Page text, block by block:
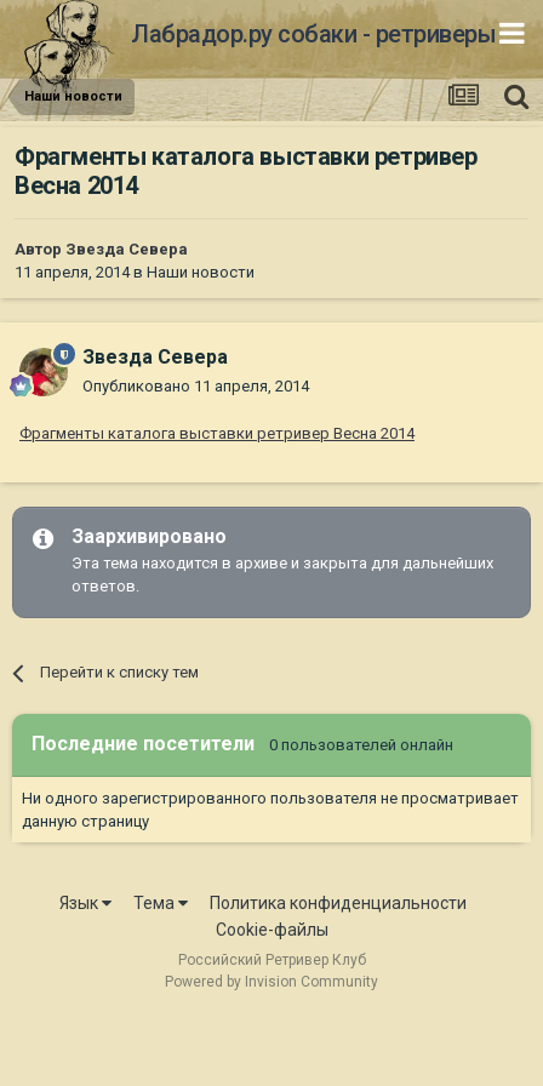
Лабрадор.ру собаки - ретриверы
Наши новости
Фрагменты каталога выставки ретривер
Весна 2014
Автор Звезда Севера
11 апреля, 2014в Наши новости
Звезда Севера
Опубликовано 11 апреля, 2014
Фрагменты каталога выставки ретривер Весна 2014
Заархивировано
Эта тема находится в архиве и закрыта для дальнейших
ответов.
Перейти к списку тем
Последние посетители 0 пользователей онлайн
Ни одного зарегистрированного пользователя не просматривает
данную страницу
Язык Тема
Политика конфиденциальности
Cookie-файлы
Российский Ретривер Клуб
Powered by Invision Community